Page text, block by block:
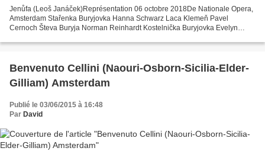
Jenůfa (Leoš Janáček)Représentation 06 octobre 2018De Nationale Opera,
Amsterdam Stařenka Buryjovka Hanna Schwarz Laca Klemeň Pavel
Cernoch Števa Buryja Norman Reinhardt Kostelnička Buryjovka Evelyn
Benvenuto Cellini (Naouri-Osborn-Sicilia-Elder-
Gilliam) Amsterdam
Publié le 03/06/2015 à 16:48
Par David